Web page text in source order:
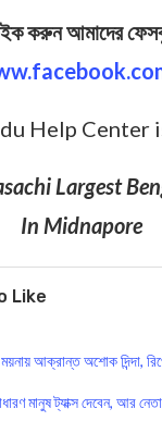
করুন আমাদের
Help Center
Largest
In Midnapore
Like
ময়নায় আক্রান্ত অশোক দিন্দা,
মানুষ ট্যাক্স দেবেন, আর